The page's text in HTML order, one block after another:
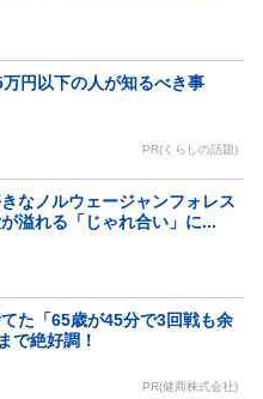
円以下の人が知るべき事
PR(くらしの話題)
なノルウェージャンフォレス
溢れる「じゃれ合い」に...
た「65歳が45分で3回戦も余
で絶好調！
PR(健商株式会社)